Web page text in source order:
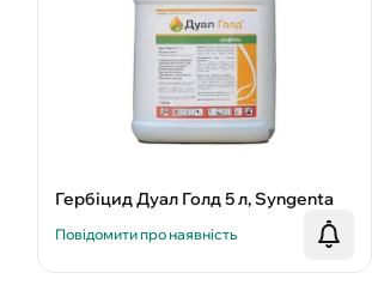
Гербіцид Дуал Голд 5 л, Syngenta
Повідомити про наявність